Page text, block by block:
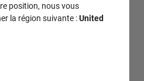
position, nous vous
la région suivante :United